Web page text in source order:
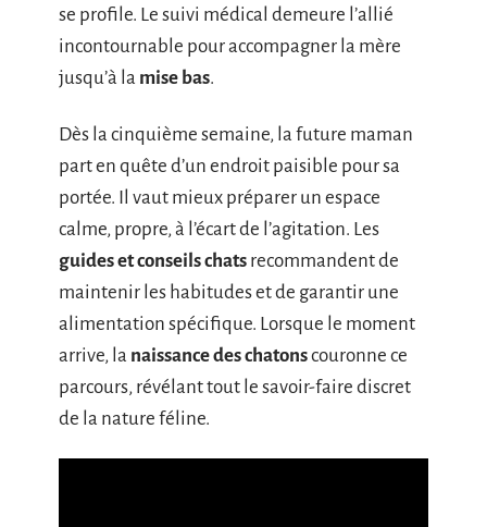
se profile. Le suivi médical demeure l’allié
incontournable pour accompagner la mère
jusqu’à la mise bas.
Dès la cinquième semaine, la future maman
part en quête d’un endroit paisible pour sa
portée. Il vaut mieux préparer un espace
calme, propre, à l’écart de l’agitation. Les
guides et conseils chats recommandent de
maintenir les habitudes et de garantir une
alimentation spécifique. Lorsque le moment
arrive, la naissance des chatonscouronne ce
parcours, révélant tout le savoir-faire discret
de la nature féline.